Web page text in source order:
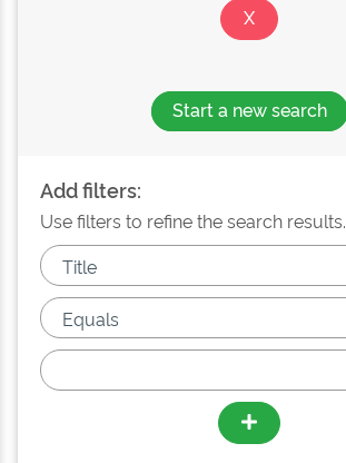
Start a new search
Add filters:
Use filters to refine the search results.